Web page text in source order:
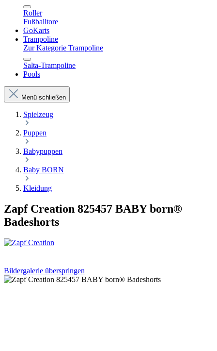
Roller
Fußballtore
GoKarts
Trampoline
Zur Kategorie Trampoline
Salta-Trampoline
Pools
Menü schließen
Spielzeug
Puppen
Babypuppen
Baby BORN
Kleidung
Zapf Creation 825457 BABY born®
Badeshorts
Bildergalerie überspringen